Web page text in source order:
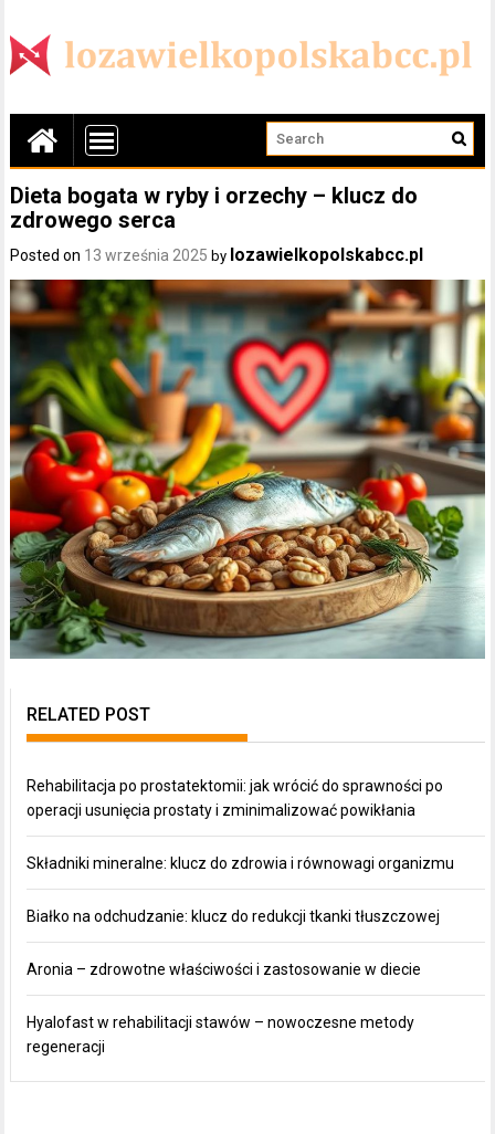
Dieta bogata w ryby i orzechy – klucz do
zdrowego serca
Posted on 13 września 2025 by lozawielkopolskabcc.pl
RELATED POST
Rehabilitacja po prostatektomii: jak wrócić do sprawności po
operacji usunięcia prostaty i zminimalizować powikłania
Składniki mineralne: klucz do zdrowia i równowagi organizmu
Białko na odchudzanie: klucz do redukcji tkanki tłuszczowej
Aronia – zdrowotne właściwości i zastosowanie w diecie
Hyalofast w rehabilitacji stawów – nowoczesne metody
regeneracji